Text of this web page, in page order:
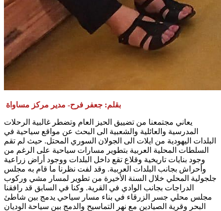
بقلم: جعفر فرح- مدير مركز مساواة
يعاني مجتمعنا من تضييق الحيز العام وتضطر غالبية الرحلات
المدرسية والعائلية والشعبية الى البحث عن مواقع سياحية في
البلدات اليهودية من ايلات الى الجولان السوري المحتل. حيث لم تقم
السلطات المحلية العربية بتطوير مسارات سياحية على الرغم من
وجود بنايات تاريخية وقلاع تقع داخل البلدات ووجود أراض زراعية
وأحراش بجانب البلدات العربية. وقد لفت نظرنا ما قام به مجلس
جلجولية المحلي خلال السنة الأخيرة من تطوير لمسار مشي وركوب
الدراجات بجانب الوادي في القرية. وكنا في السابق قد رافقنا
مجلس محلي جسر الزرقاء في بناء مسار سياحي يدمج بين شاطئ
البحر وقرية الصيادين مع نهر التماسيح والدمج بين سياحة الوديان